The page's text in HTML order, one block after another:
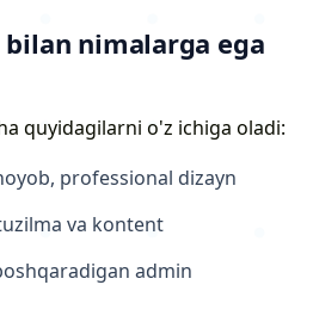
nimalarga ega
quyidagilarni o'z ichiga oladi:
professional dizayn
va kontent
admin